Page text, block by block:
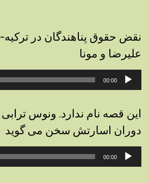
نقض حقوق پناهندگان در ترکیه-
علیرضا و مونا
پخش‌کننده
صوت
00:00
این قصه نام ندارد. ونوس ترابی
دوران اسارتش سخن می گوید
پخش‌کننده
صوت
00:00